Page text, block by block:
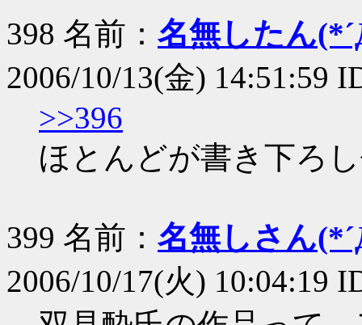
398 名前： 名無したん
2006/10/13(金) 14:51:59
>>396
ほとんどが書き下ろ
399 名前： 名無しさん
2006/10/17(火) 10:04:19